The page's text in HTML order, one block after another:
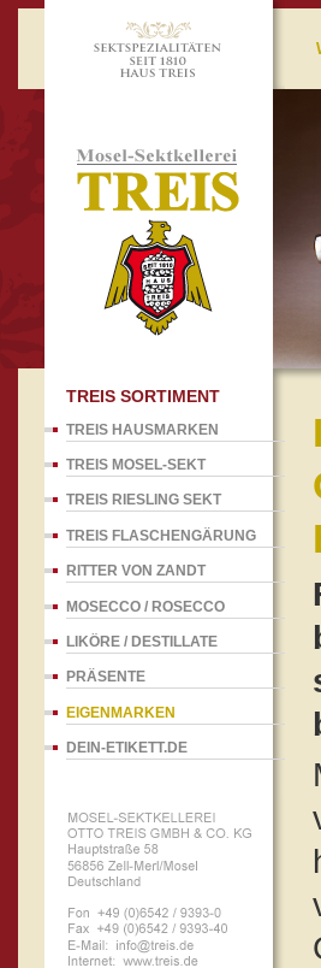
TREIS SORTIMENT
TREIS HAUSMARKEN
TREIS MOSEL-SEKT
TREIS RIESLING SEKT
TREIS FLASCHENGÄRUNG
RITTER VON ZANDT
MOSECCO / ROSECCO
LIKÖRE / DESTILLATE
PRÄSENTE
EIGENMARKEN
DEIN-ETIKETT.DE